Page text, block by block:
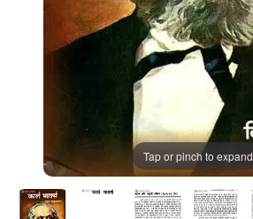
Tap or pinch to expand